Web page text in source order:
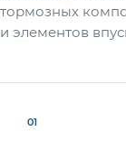
тормозных
и элементов
01